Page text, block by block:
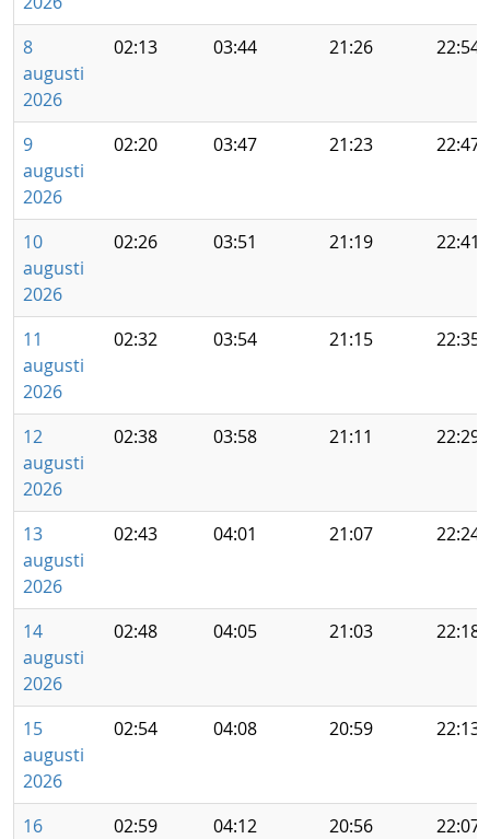
8
augusti
2026
02:13 03:44 21:26 22:54
9
augusti
2026
02:20 03:47 21:23 22:47
10
augusti
2026
02:26 03:51 21:19 22:41
11
augusti
2026
02:32 03:54 21:15 22:35
12
augusti
2026
02:38 03:58 21:11 22:29
13
augusti
2026
02:43 04:01 21:07 22:24
14
augusti
2026
02:48 04:05 21:03 22:18
15
augusti
2026
02:54 04:08 20:59 22:13
16
02:59 04:12 20:56 22:07